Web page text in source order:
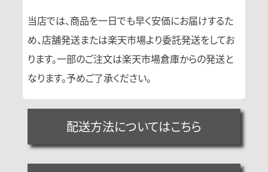
当店では、商品を一日でも早く安価にお届けするた
め、店舗発送または楽天市場より委託発送をしてお
ります。一部のご注文は楽天市場倉庫からの発送と
なります。予めご了承ください。
配送方法についてはこちら